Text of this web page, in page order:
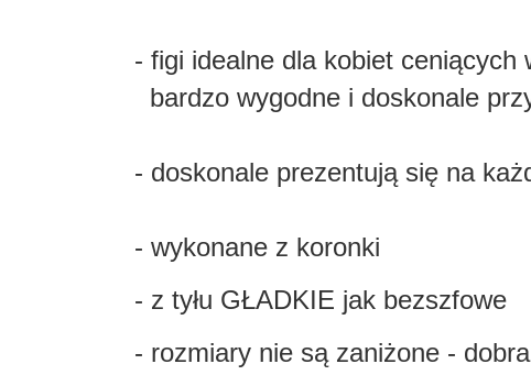
- figi idealne dla kobiet ceniących
bardzo wygodne i doskonale
- doskonale prezentują się na
- wykonane z koronki
- z tyłu GŁADKIE jak bezszfowe
- rozmiary nie są zaniżone -